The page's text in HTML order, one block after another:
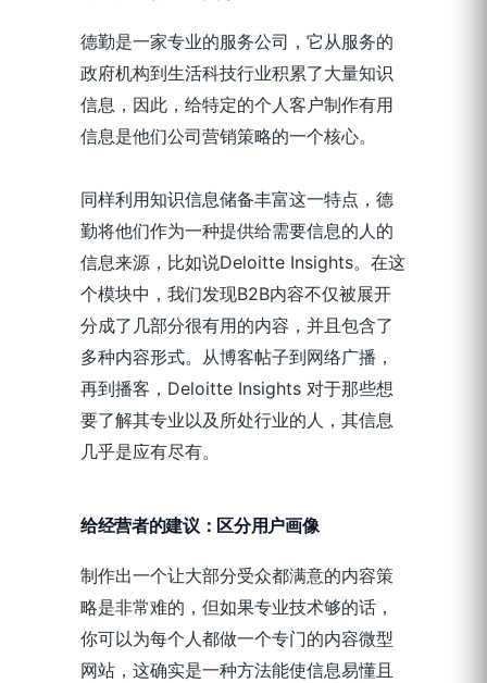
德勤是一家专业的服务公司，它从服务的
政府机构到生活科技行业积累了大量知识
信息，因此，给特定的个人客户制作有用
信息是他们公司营销策略的一个核心。
同样利用知识信息储备丰富这一特点，德
勤将他们作为一种提供给需要信息的人的
信息来源，比如说Deloitte Insights。在这
个模块中，我们发现B2B内容不仅被展开
分成了几部分很有用的内容，并且包含了
多种内容形式。从博客帖子到网络广播，
再到播客，Deloitte Insights 对于那些想
要了解其专业以及所处行业的人，其信息
几乎是应有尽有。
给经营者的建议：区分用户画像
制作出一个让大部分受众都满意的内容策
略是非常难的，但如果专业技术够的话，
你可以为每个人都做一个专门的内容微型
网站，这确实是一种方法能使信息易懂且